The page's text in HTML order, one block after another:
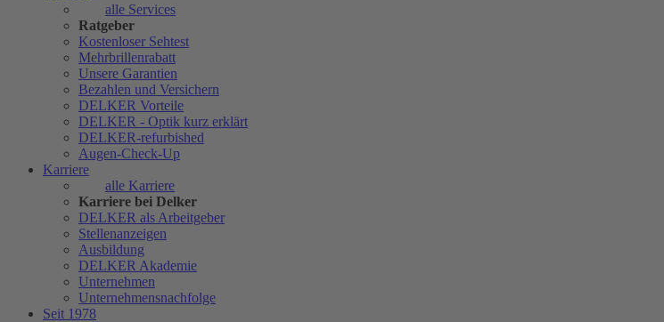
alle Services
Ratgeber
Kostenloser Sehtest
Mehrbrillenrabatt
Unsere Garantien
Bezahlen und Versichern
DELKER Vorteile
DELKER - Optik kurz erklärt
DELKER-refurbished
Augen-Check-Up
Karriere
alle Karriere
Karriere bei Delker
DELKER als Arbeitgeber
Stellenanzeigen
Ausbildung
DELKER Akademie
Unternehmen
Unternehmensnachfolge
Seit 1978